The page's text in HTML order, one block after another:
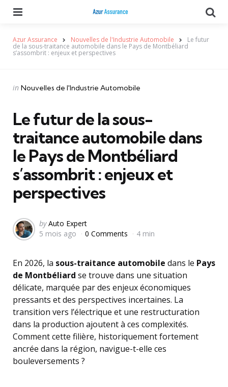
Azur Assurance Nouvelles de l'Industrie Automobile Le futur
de la sous-traitance automobile dans le Pays de Montbéliard
s’assombrit : enjeux et perspectives
Categories
Posted
in Nouvelles de l'Industrie Automobile
Le futur de la sous-
traitance automobile dans
le Pays de Montbéliard
s’assombrit : enjeux et
perspectives
Posted
by
by Auto Expert
5 mois ago
0 Comments 4 min
En 2026, la sous-traitance automobile dans le Pays
de Montbéliard se trouve dans une situation
délicate, marquée par des enjeux économiques
pressants et des perspectives incertaines. La
transition vers l’électrique et une restructuration
dans la production ajoutent à ces complexités.
Comment cette filière, historiquement fortement
ancrée dans la région, navigue-t-elle ces
bouleversements ?